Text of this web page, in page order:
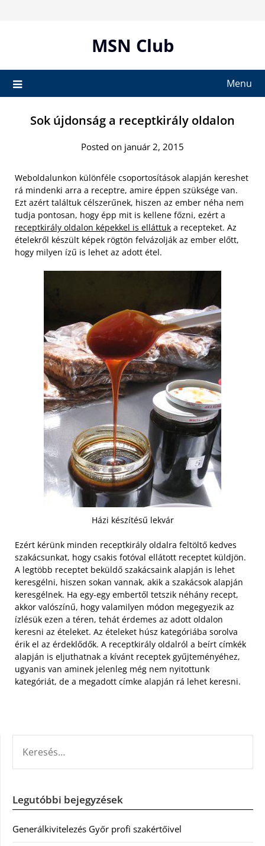
MSN Club
Menu
Sok újdonság a receptkirály oldalon
Posted on január 2, 2015
Weboldalunkon különféle csoportosítások alapján kereshet
rá mindenki arra a receptre, amire éppen szüksége van.
Ezt azért találtuk célszerűnek, hiszen az ember néha nem
tudja pontosan, hogy épp mit is kellene főzni, ezért a
receptkirály oldalon képekkel is elláttuk a recepteket. Az
ételekről készült képek rögtön felvázolják az ember előtt,
hogy milyen ízű is lehet az adott étel.
Házi készítésű lekvár
Ezért kérünk minden receptkirály oldalra feltöltő kedves
szakácsunkat, hogy csakis fotóval ellátott receptet küldjön.
A legtöbb receptet beküldő szakácsaink alapján is lehet
keresgélni, hiszen sokan vannak, akik a szakácsok alapján
keresgélnek. Ha egy-egy embertől tetszik néhány recept,
akkor valószínű, hogy valamilyen módon megegyezik az
ízlésük ezen a téren, tehát érdemes az adott oldalon
keresni az ételeket. Az ételeket húsz kategóriába sorolva
érik el az érdeklődők. A receptkirály oldalról a beírt címkék
alapján is eljuthatnak a kívánt receptek gyűjteményéhez,
ugyanis van aminek jelenleg még nem nyitottunk
kategóriát, de a megadott címke alapján rá lehet keresni.
Legutóbbi bejegyzések
Generálkivitelezés Győr profi szakértőivel